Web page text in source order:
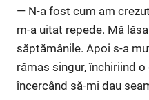
— N-a fost cum am
m-a uitat repede. Mă
săptămânile. Apoi s-a
rămas singur, închiriind
încercând să-mi dau